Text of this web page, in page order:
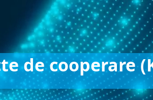
de cooperare